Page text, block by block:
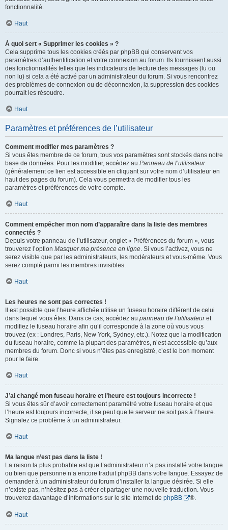
fonctionnalité.
Haut
À quoi sert « Supprimer les cookies » ?
Cela supprime tous les cookies créés par phpBB qui conservent vos
paramètres d’authentification et votre connexion au forum. Ils fournissent aussi
des fonctionnalités telles que les indicateurs de lecture des messages (lu ou
non lu) si cela a été activé par un administrateur du forum. Si vous rencontrez
des problèmes de connexion ou de déconnexion, la suppression des cookies
pourrait les résoudre.
Haut
Paramètres et préférences de l’utilisateur
Comment modifier mes paramètres ?
Si vous êtes membre de ce forum, tous vos paramètres sont stockés dans notre
base de données. Pour les modifier, accédez au Panneau de l’utilisateur
(généralement ce lien est accessible en cliquant sur votre nom d’utilisateur en
haut des pages du forum). Cela vous permettra de modifier tous les
paramètres et préférences de votre compte.
Haut
Comment empêcher mon nom d’apparaître dans la liste des membres
connectés ?
Depuis votre panneau de l’utilisateur, onglet « Préférences du forum », vous
trouverez l’option Masquer ma présence en ligne. Si vous l’activez, vous ne
serez visible que par les administrateurs, les modérateurs et vous-même. Vous
serez compté parmi les membres invisibles.
Haut
Les heures ne sont pas correctes !
Il est possible que l’heure affichée utilise un fuseau horaire différent de celui
dans lequel vous êtes. Dans ce cas, accédez au panneau de l’utilisateuret
modifiez le fuseau horaire afin qu’il corresponde à la zone où vous vous
trouvez (ex : Londres, Paris, New York, Sydney, etc.). Notez que la modification
du fuseau horaire, comme la plupart des paramètres, n’est accessible qu’aux
membres du forum. Donc si vous n’êtes pas enregistré, c’est le bon moment
pour le faire.
Haut
J’ai changé mon fuseau horaire et l’heure est toujours incorrecte !
Si vous êtes sûr d’avoir correctement paramétré votre fuseau horaire et que
l’heure est toujours incorrecte, il se peut que le serveur ne soit pas à l’heure.
Signalez ce problème à un administrateur.
Haut
Ma langue n’est pas dans la liste !
La raison la plus probable est que l’administrateur n’a pas installé votre langue
ou bien que personne n’a encore traduit phpBB dans votre langue. Essayez de
demander à un administrateur du forum d’installer la langue désirée. Si elle
n’existe pas, n’hésitez pas à créer et partager une nouvelle traduction. Vous
trouverez davantage d’informations sur le site Internet de phpBB ®.
Haut